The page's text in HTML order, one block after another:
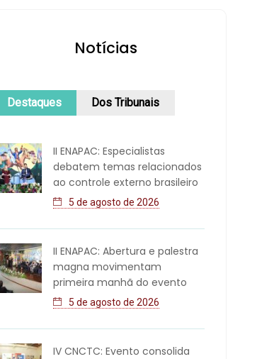
Notícias
Destaques Dos Tribunais
II ENAPAC: Especialistas
debatem temas relacionados
ao controle externo brasileiro
5 de agosto de 2026
II ENAPAC: Abertura e palestra
magna movimentam
primeira manhã do evento
5 de agosto de 2026
IV CNCTC: Evento consolida